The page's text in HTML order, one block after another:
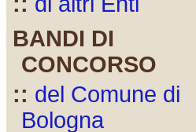
BANDI DI
CONCORSO
:: del Comune di
Bologna